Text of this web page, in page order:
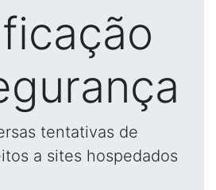
tentativas de
a sites hospedados